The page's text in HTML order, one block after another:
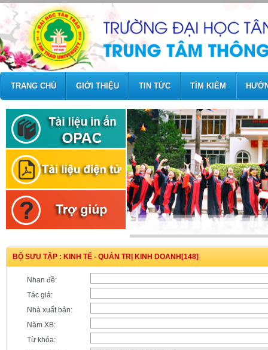
TRANG CHỦ GIỚI THIỆU TIN TỨC TÌM KIẾM
BỘ SƯU TẬP : KINH TẾ - QUẢN TRỊ KINH DOANH[148]
Nhan đề:
Tác giả:
Nhà xuất bản:
Năm XB:
Từ khóa: